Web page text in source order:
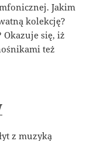
Jakim
kolekcję?
Okazuje się, iż
też
z muzyką